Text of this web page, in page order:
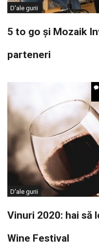
D'ale gurii
5 to go și Mozaik
parteneri
D'ale gurii
Vinuri 2020: hai să
Wine Festival